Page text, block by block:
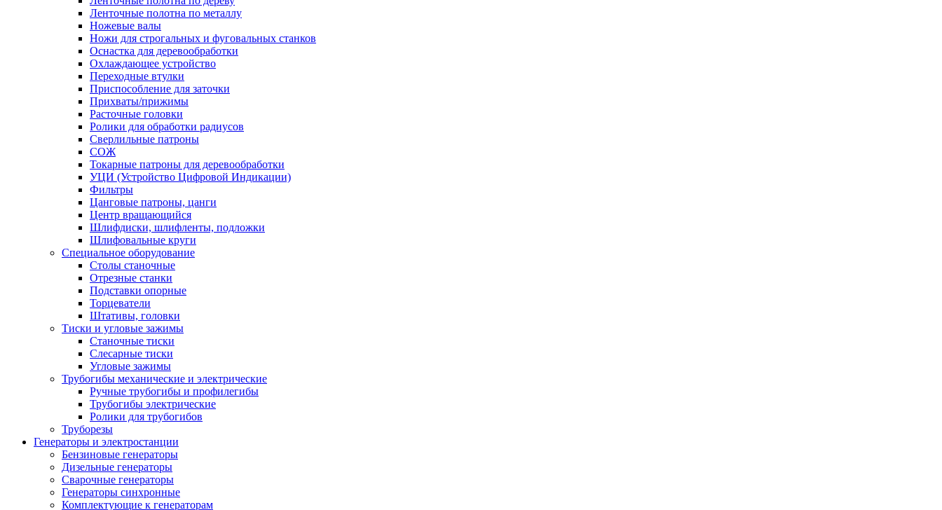
Ленточные полотна по металлу
Ножевые валы
Ножи для строгальных и фуговальных станков
Оснастка для деревообработки
Охлаждающее устройство
Переходные втулки
Приспособление для заточки
Прихваты/прижимы
Расточные головки
Ролики для обработки радиусов
Сверлильные патроны
СОЖ
Токарные патроны для деревообработки
УЦИ (Устройство Цифровой Индикации)
Фильтры
Цанговые патроны, цанги
Центр вращающийся
Шлифдиски, шлифленты, подложки
Шлифовальные круги
Специальное оборудование
Столы станочные
Отрезные станки
Подставки опорные
Торцеватели
Штативы, головки
Тиски и угловые зажимы
Станочные тиски
Слесарные тиски
Угловые зажимы
Трубогибы механические и электрические
Ручные трубогибы и профилегибы
Трубогибы электрические
Ролики для трубогибов
Труборезы
Генераторы и электростанции
Бензиновые генераторы
Дизельные генераторы
Сварочные генераторы
Генераторы синхронные
Комплектующие к генераторам